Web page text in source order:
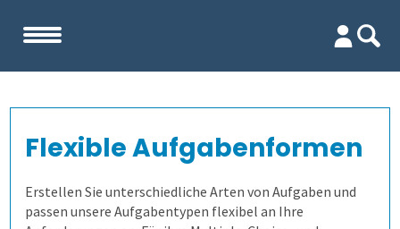
Unternehmen
Team
Evaluation
Flexible Aufgabenformen
Erstellen Sie unterschiedliche Arten von Aufgaben und
passen unsere Aufgabentypen flexibel an Ihre